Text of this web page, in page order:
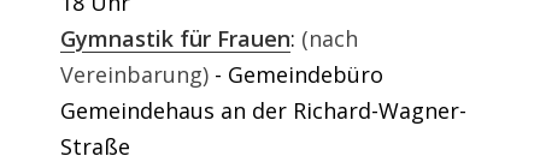
Gymnastik für Frauen: (nach
Vereinbarung)
Gemeindebüro
Gemeindehaus an der Richard-Wagner-
Straße